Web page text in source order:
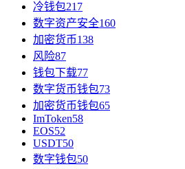
冷钱包217
数字资产安全160
加密货币138
风险87
钱包下载77
数字货币钱包73
加密货币钱包65
ImToken58
EOS52
USDT50
数字钱包50